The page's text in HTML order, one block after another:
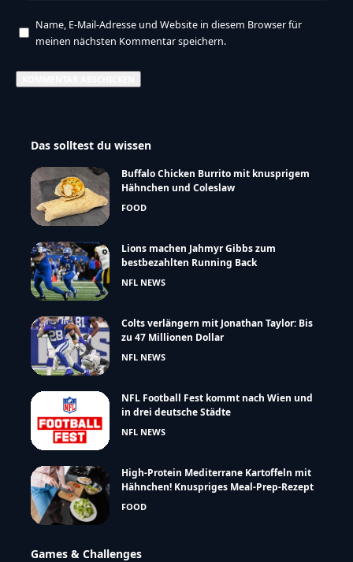
Name, E-Mail-Adresse und Website in diesem Browser für
meinen nächsten Kommentar speichern.
Das solltest du wissen
Buffalo Chicken Burrito mit knusprigem
Hähnchen und Coleslaw
FOOD
Lions machen Jahmyr Gibbs zum
bestbezahlten Running Back
NFL NEWS
Colts verlängern mit Jonathan Taylor: Bis
zu 47 Millionen Dollar
NFL NEWS
NFL Football Fest kommt nach Wien und
in drei deutsche Städte
NFL NEWS
High-Protein Mediterrane Kartoffeln mit
Hähnchen! Knuspriges Meal-Prep-Rezept
FOOD
Games & Challenges